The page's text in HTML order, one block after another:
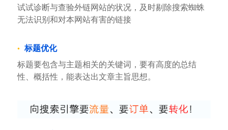
试试诊断与查验外链网站的状况，及时剔除搜索蜘蛛
无法识别和对本网站有害的链接
标题优化
标题要包含与主题相关的关键词，要有高度的总结
性、概括性，能表达出文章主旨思想。